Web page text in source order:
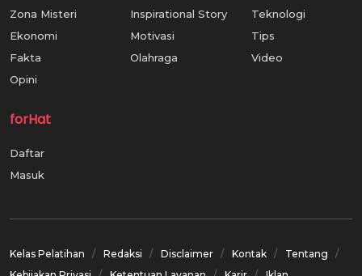
Zona Misteri
Ekonomi
Fakta
Opini
Inspirational Story
Motivasi
Olahraga
Teknologi
Tips
Video
forHat
Daftar
Masuk
Kelas Pelatihan Redaksi Disclaimer Kontak
Tentang